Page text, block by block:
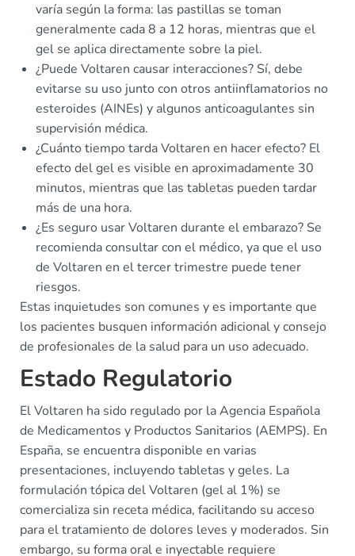
varía según la forma: las pastillas se toman
generalmente cada 8 a 12 horas, mientras que el
gel se aplica directamente sobre la piel.
¿Puede Voltaren causar interacciones? Sí, debe
evitarse su uso junto con otros antiinflamatorios no
esteroides (AINEs) y algunos anticoagulantes sin
supervisión médica.
¿Cuánto tiempo tarda Voltaren en hacer efecto? El
efecto del gel es visible en aproximadamente 30
minutos, mientras que las tabletas pueden tardar
más de una hora.
¿Es seguro usar Voltaren durante el embarazo? Se
recomienda consultar con el médico, ya que el uso
de Voltaren en el tercer trimestre puede tener
riesgos.
Estas inquietudes son comunes y es importante que
los pacientes busquen información adicional y consejo
de profesionales de la salud para un uso adecuado.
Estado Regulatorio
El Voltaren ha sido regulado por la Agencia Española
de Medicamentos y Productos Sanitarios (AEMPS). En
España, se encuentra disponible en varias
presentaciones, incluyendo tabletas y geles. La
formulación tópica del Voltaren (gel al 1%) se
comercializa sin receta médica, facilitando su acceso
para el tratamiento de dolores leves y moderados. Sin
embargo, su forma oral e inyectable requiere